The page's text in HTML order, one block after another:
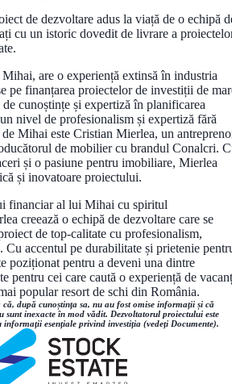
de dezvoltare adus la viață de o echipă
cu un istoric dovedit de livrare a
are o experiență extinsă în industria
pe finanțarea proiectelor de investiții de
cunoștințe și expertiză în planificarea
nivel de profesionalism și expertiză fără
Mihai este Cristian Mierlea, un
de mobilier cu brandul Conalcri.
și o pasiune pentru imobiliare, Mierlea
și inovatoare proiectului.
financiar al lui Mihai cu spiritul
creează o echipă de dezvoltare care se
de top-calitate cu profesionalism,
Cu accentul pe durabilitate și prietenie
poziționat pentru a deveni una dintre
pentru cei care caută o experiență de
popular resort de schi din România.
după cunoștința sa, nu au fost omise informații și că
sunt inexacte în mod vădit. Dezvoltatorul proiectului este
informații esențiale privind investiția (vedeți Documente).